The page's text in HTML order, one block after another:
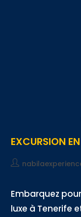
EXCURSION
Embarquez
luxe à Tenerife